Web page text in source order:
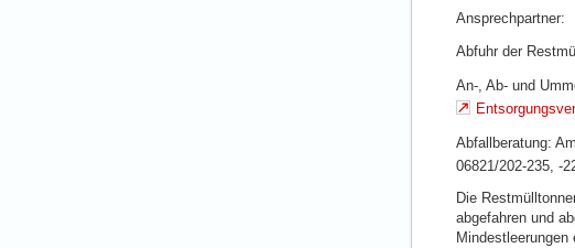
Ansprechpartner:
Abfuhr der
An-, Ab- und
Abfallberatung:
06821/202-235, -
Die
abgefahren und